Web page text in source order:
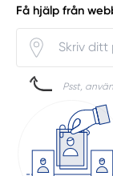
Få hjälp från
Psst,